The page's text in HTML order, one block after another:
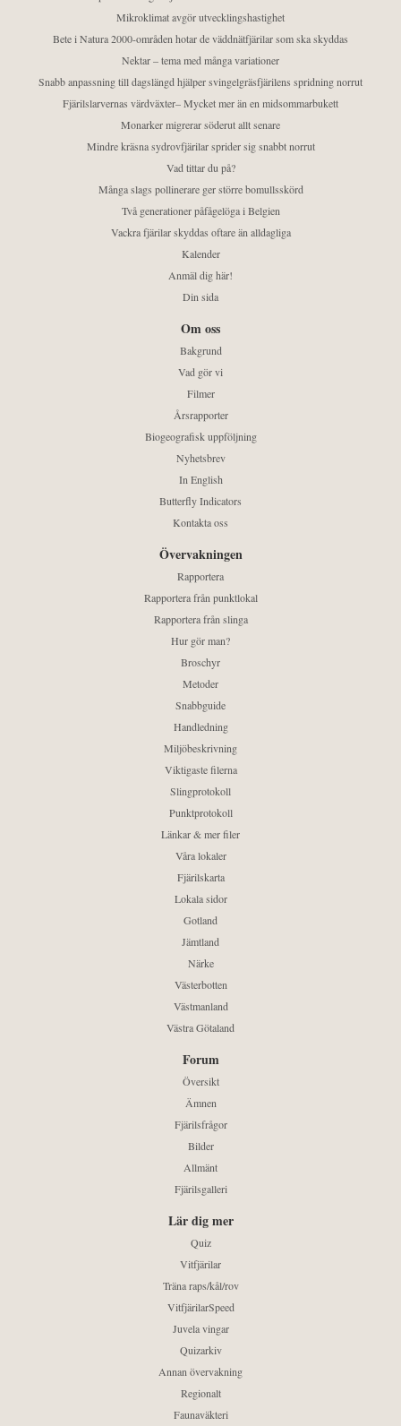
Mikroklimat avgör utvecklingshastighet
Bete i Natura 2000-områden hotar de väddnätfjärilar som ska skyddas
Nektar – tema med många variationer
Snabb anpassning till dagslängd hjälper svingelgräsfjärilens spridning norrut
Fjärilslarvernas värdväxter– Mycket mer än en midsommarbukett
Monarker migrerar söderut allt senare
Mindre kräsna sydrovfjärilar sprider sig snabbt norrut
Vad tittar du på?
Många slags pollinerare ger större bomullsskörd
Två generationer påfågelöga i Belgien
Vackra fjärilar skyddas oftare än alldagliga
Kalender
Anmäl dig här!
Din sida
Om oss
Bakgrund
Vad gör vi
Filmer
Årsrapporter
Biogeografisk uppföljning
Nyhetsbrev
In English
Butterfly Indicators
Kontakta oss
Övervakningen
Rapportera
Rapportera från punktlokal
Rapportera från slinga
Hur gör man?
Broschyr
Metoder
Snabbguide
Handledning
Miljöbeskrivning
Viktigaste filerna
Slingprotokoll
Punktprotokoll
Länkar & mer filer
Våra lokaler
Fjärilskarta
Lokala sidor
Gotland
Jämtland
Närke
Västerbotten
Västmanland
Västra Götaland
Forum
Översikt
Ämnen
Fjärilsfrågor
Bilder
Allmänt
Fjärilsgalleri
Lär dig mer
Quiz
Vitfjärilar
Träna raps/kål/rov
VitfjärilarSpeed
Juvela vingar
Quizarkiv
Annan övervakning
Regionalt
Faunaväkteri